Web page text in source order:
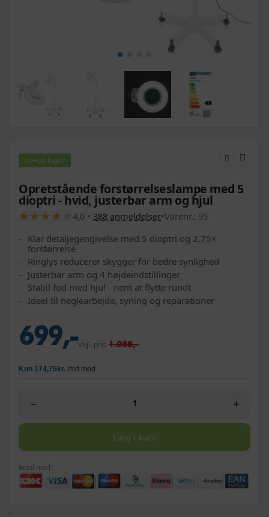
50+på lager
Opretstående forstørrelseslampe med 5
dioptri - hvid, justerbar arm og hjul
★
★★
★★
★★
★ 4,0 • 388 anmeldelser•Varenr.: 95
Klar detaljegengivelse med 5 dioptri og 2,75×
forstørrelse
Ringlys reducerer skygger for bedre synlighed
Justerbar arm og 4 højdeindstillinger
Stabil fod med hjul - nem at flytte rundt
Ideel til neglearbejde, syning og reparationer
699,-Vejl. pris 1.088,-
− +
Læg i kurv
Betal med: